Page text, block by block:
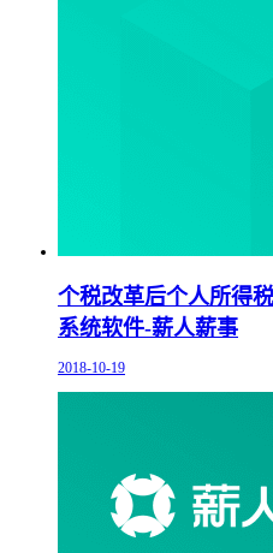
个税改革后个人所得
系统软件-薪人薪事
2018-10-19